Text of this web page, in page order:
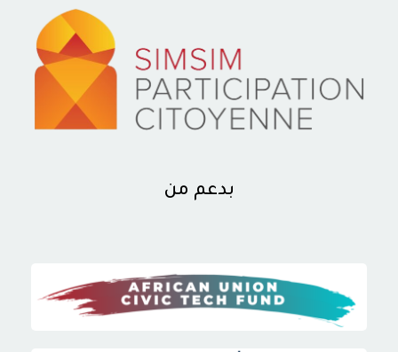
بدعم من